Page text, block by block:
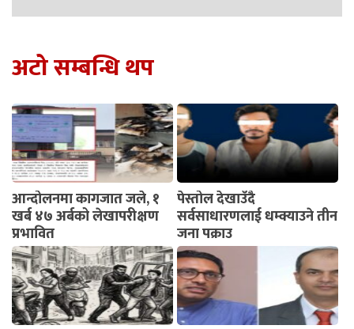
अटो सम्बन्धि थप
आन्दोलनमा कागजात जले, १
खर्ब ४७ अर्बको लेखापरीक्षण
प्रभावित
पेस्तोल देखाउँदै
सर्वसाधारणलाई धम्क्याउने तीन
जना पक्राउ